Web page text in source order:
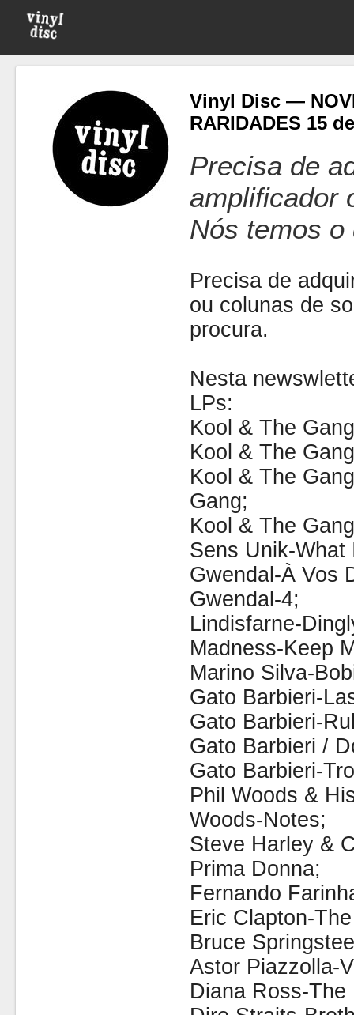
Vinyl Disc —
RARIDADES 15
Precisa de
amplificador
Nós temos o
Precisa de
ou colunas de
procura.
Nesta
LPs:
Kool & The
Kool & The
Kool & The
Gang;
Kool & The
Sens Unik-What
Gwendal-À Vos
Gwendal-4;
Lindisfarne-
Madness-Keep
Marino Silva-
Gato Barbieri-
Gato Barbieri-
Gato Barbieri /
Gato Barbieri-
Phil Woods &
Woods-Notes;
Steve Harley &
Prima Donna;
Fernando
Eric Clapton-
Bruce
Astor Piazzolla-
Diana Ross-The